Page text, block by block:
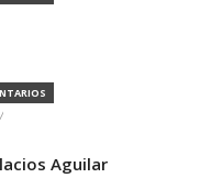
Aguilar